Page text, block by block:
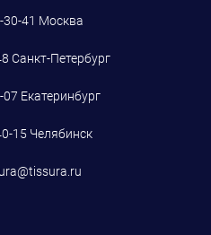
41 Москва
Санкт-Петербург
07 Екатеринбург
15 Челябинск